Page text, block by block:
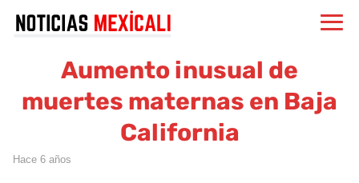
Aumento inusual de
muertes maternas en Baja
California
hace 6 años